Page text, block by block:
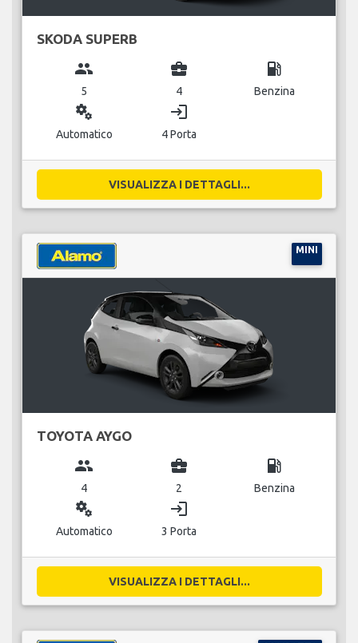
SKODA SUPERB
group
5
business_center
4
local_gas_station
Benzina
miscellaneous_services
Automatico
login
4 Porta
VISUALIZZA I DETTAGLI...
MINI
TOYOTA AYGO
group
4
business_center
2
local_gas_station
Benzina
miscellaneous_services
Automatico
login
3 Porta
VISUALIZZA I DETTAGLI...